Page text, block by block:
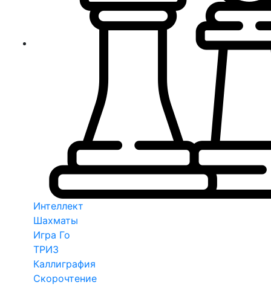
Интеллект
Шахматы
Игра Го
ТРИЗ
Каллиграфия
Скорочтение